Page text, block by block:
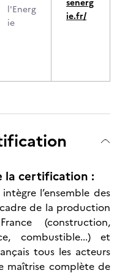
l'Energ
ie
senerg
ie.fr/
la certification :
l’ensemble des
de la production
(construction,
combustible...) et
tous les acteurs
maîtrise complète de